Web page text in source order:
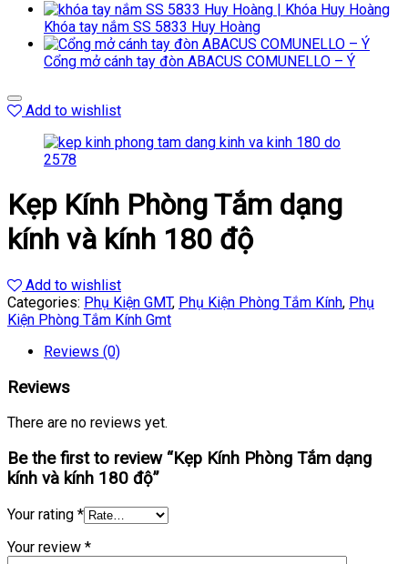
Khóa tay nắm SS 5833 Huy Hoàng
Cổng mở cánh tay đòn ABACUS COMUNELLO – Ý
Add to wishlist
Kẹp Kính Phòng Tắm dạng
kính và kính 180 độ
Add to wishlist
Categories: Phụ Kiện GMT, Phụ Kiện Phòng Tắm Kính, Phụ
Kiện Phòng Tắm Kính Gmt
Reviews (0)
Reviews
There are no reviews yet.
Be the first to review “Kẹp Kính Phòng Tắm dạng
kính và kính 180 độ”
Your rating *
Your review *